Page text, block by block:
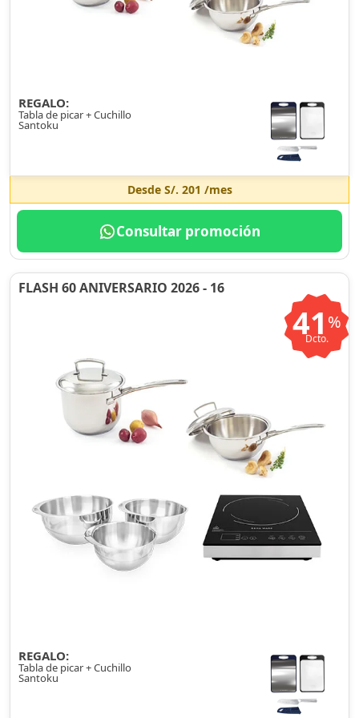
REGALO:
Tabla de picar + Cuchillo
Santoku
Desde S/. 201 /mes
Consultar promoción
FLASH 60 ANIVERSARIO 2026 - 16
41 %
Dcto.
REGALO:
Tabla de picar + Cuchillo
Santoku